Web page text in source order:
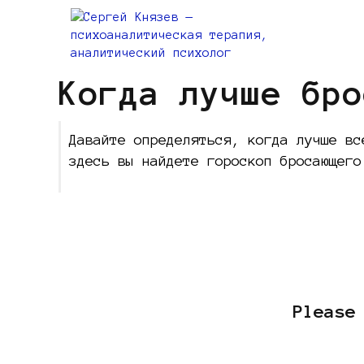
Когда лучше
Давайте определяться, когда лучше
здесь вы найдете гороскоп